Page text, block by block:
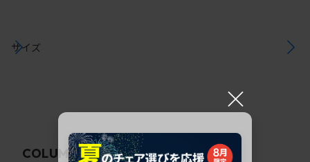
サイズ
COLUMN関連コラム
×